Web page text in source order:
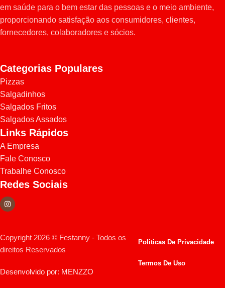
- Comprometimento da equipe
em saúde para o bem estar das pessoas e o meio ambiente,
proporcionando satisfação aos consumidores, clientes,
fornecedores, colaboradores e sócios.
Categorias Populares
Pizzas
Salgadinhos
Salgados Fritos
Salgados Assados
Links Rápidos
A Empresa
Fale Conosco
Trabalhe Conosco
Redes Sociais
Copyright 2026 © Festanny - Todos os
direitos Reservados
Desenvolvido por: MENZZO
Politicas De Privacidade
Termos De Uso